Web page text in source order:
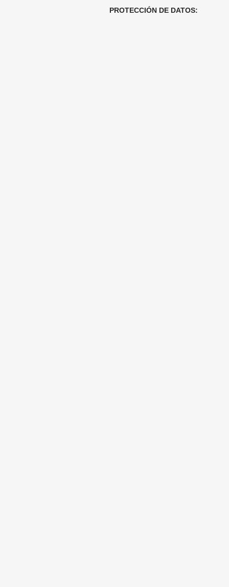
PROTECCIÓN DE DATOS: